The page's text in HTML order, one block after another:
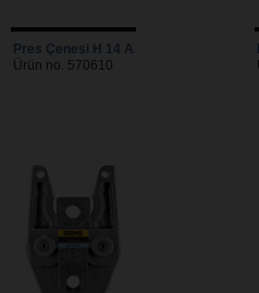
Pres Çenesi H 14 A
Ürün no. 570610